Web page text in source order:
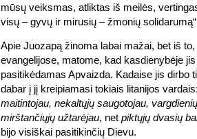
mūsų veiksmas, atliktas iš meilės,
visų – gyvų ir mirusių – žmonių
Apie Juozapą žinoma labai mažai, bet iš
evangelijose, matome, kad kasdienybėje
pasitikėdamas Apvaizda. Kadaise jis dirbo
dabar į jį kreipiamasi tokiais litanijos
maitintojau, nekaltųjų saugotojau,
mirštančiųjų užtarėjau, net piktųjų dvasių
bijo visiškai pasitikinčių Dievu.